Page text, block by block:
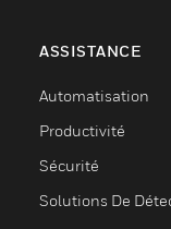
ASSISTANCE
Automatisation
Productivité
Sécurité
Solutions De